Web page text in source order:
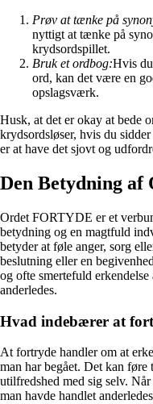
Prøv at tænke på
nyttigt at tænke på
krydsordspillet.
Bruk et ordbog:Hvis
ord, kan det være en
opslagsværk.
Husk, at det er okay at bede
krydsordsløser, hvis du
er at have det sjovt og
Den Betydning af
Ordet FORTYDE er et
betydning og en magtfuld
betyder at føle anger, sorg
beslutning eller en
og ofte smertefuld
anderledes.
Hvad indebærer at
At fortryde handler om at
man har begået. Det kan
utilfredshed med sig selv.
man havde handlet